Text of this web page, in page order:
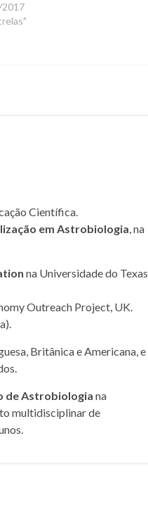
Científica.
em Astrobiologia, na
na Universidade do Texas
Outreach Project, UK.
Britânica e Americana, e
de Astrobiologia na
multidisciplinar de